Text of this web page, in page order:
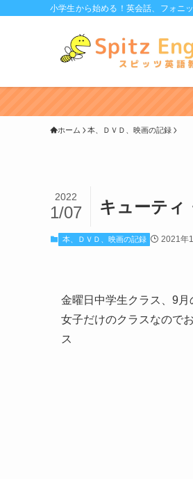
小学生から始める！英会話、フォニ
ホーム 本、ＤＶＤ、映画の記録
キューティ
2022
1/07
本、ＤＶＤ、映画の記録 2021年
金曜日中学生クラス、9月
女子だけのクラスなので
ス